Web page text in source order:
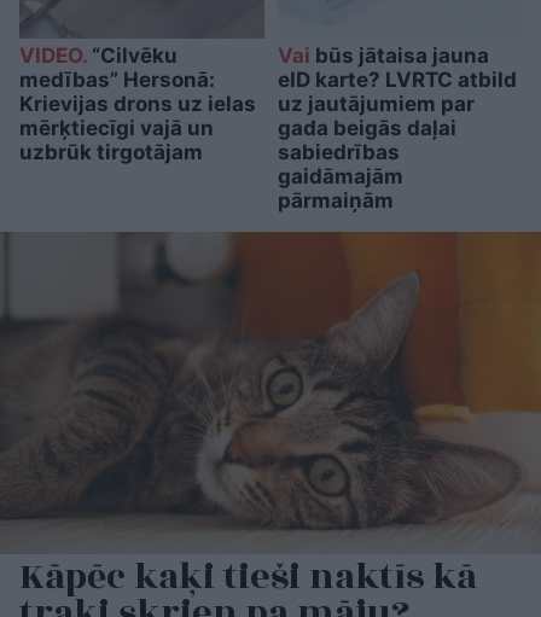
VIDEO. “Cilvēku
medības” Hersonā:
Krievijas drons uz ielas
mērķtiecīgi vajā un
uzbrūk tirgotājam
Vai būs jātaisa jauna
eID karte? LVRTC atbild
uz jautājumiem par
gada beigās daļai
sabiedrības
gaidāmajām
pārmaiņām
Kāpēc kaķi tieši naktīs kā